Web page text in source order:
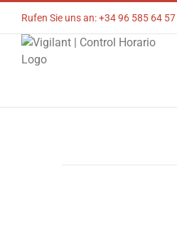
content
Rufen Sie uns an: +34 96 585 64 57